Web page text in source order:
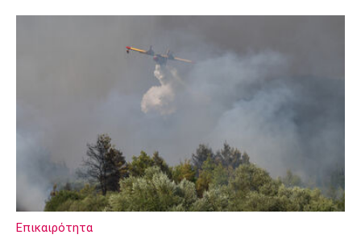
Επικαιρότητα